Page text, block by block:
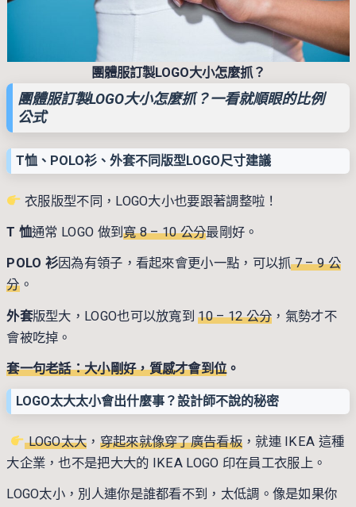
團體服訂製LOGO大小怎麼抓？
團體服訂製LOGO大小怎麼抓？一看就順眼的比例
公式
T恤、POLO衫、外套不同版型LOGO尺寸建議
衣服版型不同，LOGO大小也要跟著調整啦！
T 恤通常 LOGO 做到寬 8 – 10 公分最剛好。
POLO 衫因為有領子，看起來會更小一點，可以抓7 – 9 公
分。
外套版型大，LOGO也可以放寬到10 – 12 公分 ，氣勢才不
會被吃掉。
套一句老話：大小剛好，質感才會到位。
LOGO太大太小會出什麼事？設計師不說的秘密
LOGO太大 ， 穿起來就像穿了廣告看板，就連 IKEA 這種
大企業，也不是把大大的 IKEA LOGO 印在員工衣服上。
LOGO太小，別人連你是誰都看不到，太低調。像是如果你